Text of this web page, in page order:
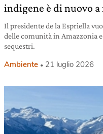
indigene è di nuovo
Il presidente de la Espriella
delle comunità in Amazzonia
sequestri.
Ambiente 21 luglio 2026